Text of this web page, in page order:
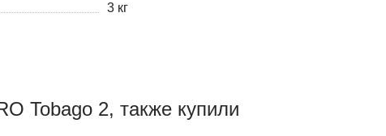
3 кг
Tobago 2, также купили